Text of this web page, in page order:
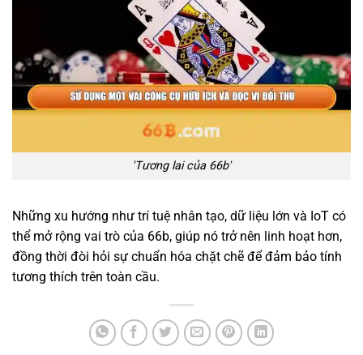
'Tương lai của 66b'
Những xu hướng như trí tuệ nhân tạo, dữ liệu lớn và IoT có
thể mở rộng vai trò của 66b, giúp nó trở nên linh hoạt hơn,
đồng thời đòi hỏi sự chuẩn hóa chặt chẽ để đảm bảo tính
tương thích trên toàn cầu.